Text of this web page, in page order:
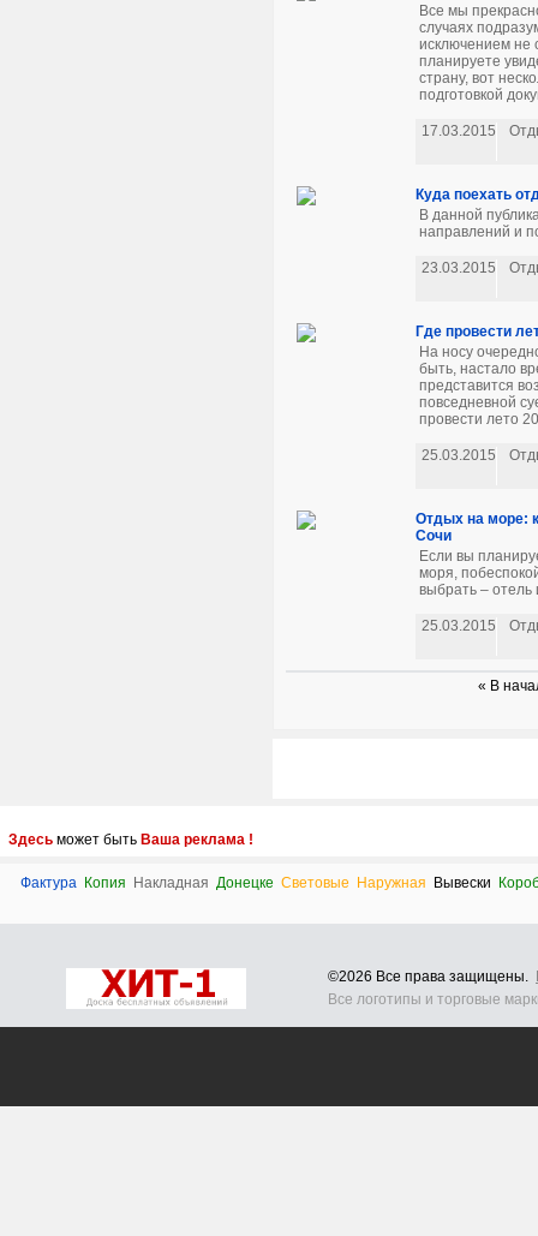
Все мы
случаях
исключением не
планируете
страну, вот
подготовкой
17.03.2015
Куда поехать
В данной
направлений и
23.03.2015
Где провести
На носу
быть, настало
представится
повседневной
провести лето
25.03.2015
Отдых на море:
Сочи
Если вы
моря,
выбрать – отель
25.03.2015
« В
Здесь может быть Ваша реклама !
Фактура Копия Накладная Донецке Световые Наружная Вывески
©2026 Все права защищены.
Все логотипы и торговые